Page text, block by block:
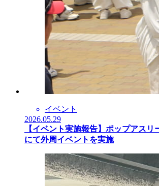
イベント
2026.05.29
【イベント実施報告】ポップアスリ
にて外周イベントを実施